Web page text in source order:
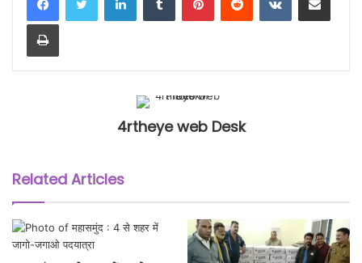
4rtheye web Desk
Related Articles